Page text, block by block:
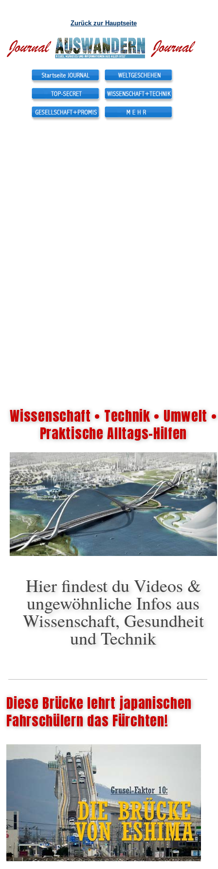
Zurück zur Hauptseite
Wissenschaft • Technik • Umwelt •
Praktische Alltags-Hilfen
Hier findest du Videos &
ungewöhnliche Infos aus
Wissenschaft, Gesundheit
und Technik
Diese Brücke lehrt japanischen
Fahrschülern das Fürchten!